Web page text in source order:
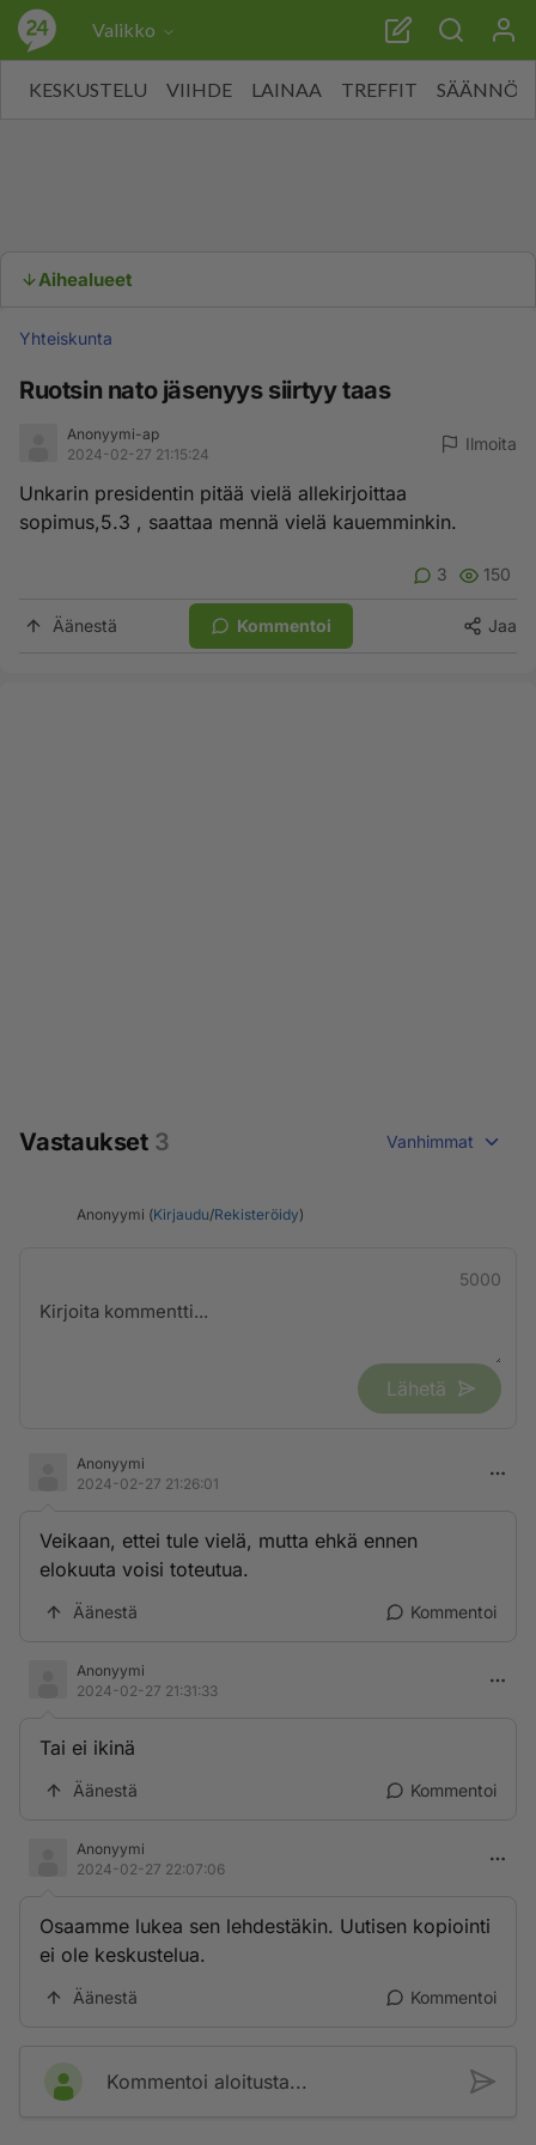
Valikko
KESKUSTELU VIIHDE LAINAA TREFFIT SÄÄNNÖT
Aihealueet
Yhteiskunta
Ruotsin nato jäsenyys siirtyy taas
Anonyymi-ap
2024-02-27 21:15:24
Ilmoita
Unkarin presidentin pitää vielä allekirjoittaa
sopimus,5.3 , saattaa mennä vielä kauemminkin.
3 150
Äänestä Kommentoi Jaa
Vastaukset 3 Vanhimmat
Anonyymi (Kirjaudu/Rekisteröidy)
5000
Lähetä
Anonyymi
2024-02-27 21:26:01
Veikaan, ettei tule vielä, mutta ehkä ennen
elokuuta voisi toteutua.
Äänestä Kommentoi
Anonyymi
2024-02-27 21:31:33
Tai ei ikinä
Äänestä Kommentoi
Anonyymi
2024-02-27 22:07:06
Osaamme lukea sen lehdestäkin. Uutisen kopiointi
ei ole keskustelua.
Äänestä Kommentoi
Kommentoi aloitusta...